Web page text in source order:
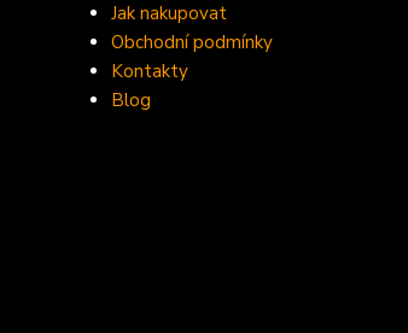
Jak nakupovat
Obchodní podmínky
Kontakty
Blog